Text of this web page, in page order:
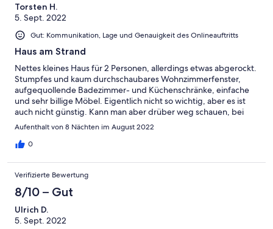
Torsten H.
5. Sept. 2022
Gut: Kommunikation, Lage und Genauigkeit des Onlineauftritts
Haus am Strand
Nettes kleines Haus für 2 Personen, allerdings etwas abgerockt.
Stumpfes und kaum durchschaubares Wohnzimmerfenster,
aufgequollende Badezimmer- und Küchenschränke, einfache
und sehr billige Möbel. Eigentlich nicht so wichtig, aber es ist
auch nicht günstig. Kann man aber drüber weg schauen, bei
der Lage und dem tollen Ort mit einem tollen Strand. Für uns
war es ein super toller Urlaub. Wir kommen wieder.
Aufenthalt von 8 Nächten im August 2022
0
Verifizierte Bewertung
8/10 – Gut
Ulrich D.
5. Sept. 2022